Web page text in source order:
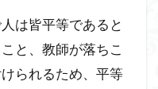
は皆平等であると
と、教師が落ちこ
られるため、平等